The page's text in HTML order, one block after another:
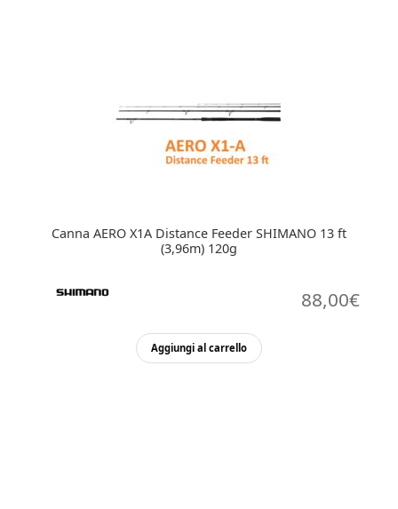
Canna AERO X1A Distance Feeder SHIMANO 13 ft
(3,96m) 120g
88,00€
Aggiungi al carrello